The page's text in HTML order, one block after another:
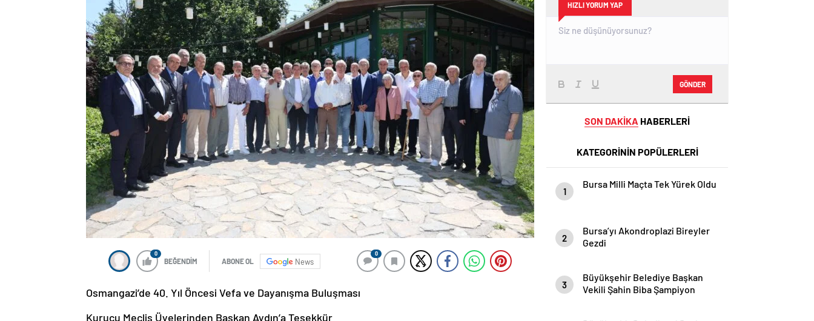
0
BEĞENDİM ABONE OL News
0
Osmangazi’de 40. Yıl Öncesi Vefa ve Dayanışma Buluşması
Kurucu Meclis Üyelerinden Başkan Aydın’a Teşekkür
HIZLI YORUM YAP
GÖNDER
SON DAKİKA HABERLERİ
KATEGORİNİN POPÜLERLERİ
1
Bursa Milli Maçta Tek Yürek Oldu
2
Bursa’yı Akondroplazi Bireyler
Gezdi
3
Büyükşehir Belediye Başkan
Vekili Şahin Biba Şampiyon